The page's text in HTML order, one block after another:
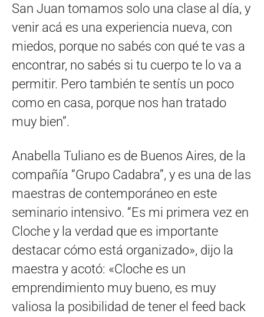
San Juan tomamos solo una clase al día, y
venir acá es una experiencia nueva, con
miedos, porque no sabés con qué te vas a
encontrar, no sabés si tu cuerpo te lo va a
permitir. Pero también te sentís un poco
como en casa, porque nos han tratado
muy bien”.
Anabella Tuliano es de Buenos Aires, de la
compañía “Grupo Cadabra”, y es una de las
maestras de contemporáneo en este
seminario intensivo. “Es mi primera vez en
Cloche y la verdad que es importante
destacar cómo está organizado», dijo la
maestra y acotó: «Cloche es un
emprendimiento muy bueno, es muy
valiosa la posibilidad de tener el feed back